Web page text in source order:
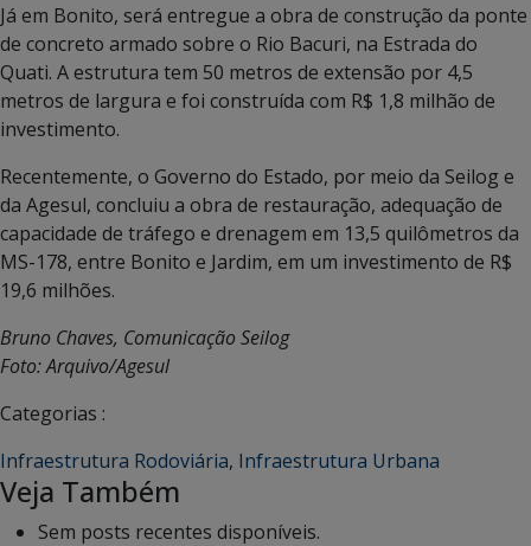
Já em Bonito, será entregue a obra de construção da ponte
de concreto armado sobre o Rio Bacuri, na Estrada do
Quati. A estrutura tem 50 metros de extensão por 4,5
metros de largura e foi construída com R$ 1,8 milhão de
investimento.
Recentemente, o Governo do Estado, por meio da Seilog e
da Agesul, concluiu a obra de restauração, adequação de
capacidade de tráfego e drenagem em 13,5 quilômetros da
MS-178, entre Bonito e Jardim, em um investimento de R$
19,6 milhões.
Bruno Chaves, Comunicação Seilog
Foto: Arquivo/Agesul
Categorias :
Infraestrutura Rodoviária, Infraestrutura Urbana
Veja Também
Sem posts recentes disponíveis.